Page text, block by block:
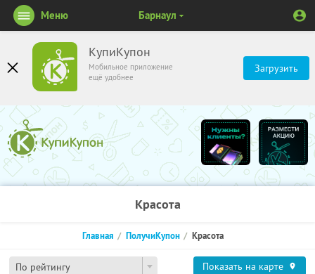
КупиКупон
Мобильное приложение
ещё удобнее
Загрузить
Меню Барнаул
Красота
По рейтингу
Главная ПолучиКупон Красота
Показать на карте